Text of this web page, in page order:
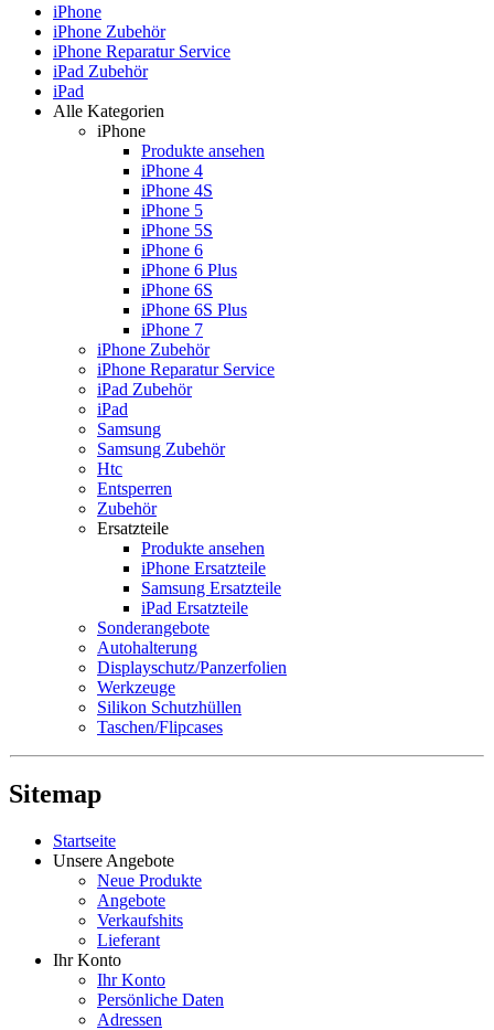
iPhone
iPhone Zubehör
iPhone Reparatur Service
iPad Zubehör
iPad
Alle Kategorien
iPhone
Produkte ansehen
iPhone 4
iPhone 4S
iPhone 5
iPhone 5S
iPhone 6
iPhone 6 Plus
iPhone 6S
iPhone 6S Plus
iPhone 7
iPhone Zubehör
iPhone Reparatur Service
iPad Zubehör
iPad
Samsung
Samsung Zubehör
Htc
Entsperren
Zubehör
Ersatzteile
Produkte ansehen
iPhone Ersatzteile
Samsung Ersatzteile
iPad Ersatzteile
Sonderangebote
Autohalterung
Displayschutz/Panzerfolien
Werkzeuge
Silikon Schutzhüllen
Taschen/Flipcases
Sitemap
Startseite
Unsere Angebote
Neue Produkte
Angebote
Verkaufshits
Lieferant
Ihr Konto
Ihr Konto
Persönliche Daten
Adressen